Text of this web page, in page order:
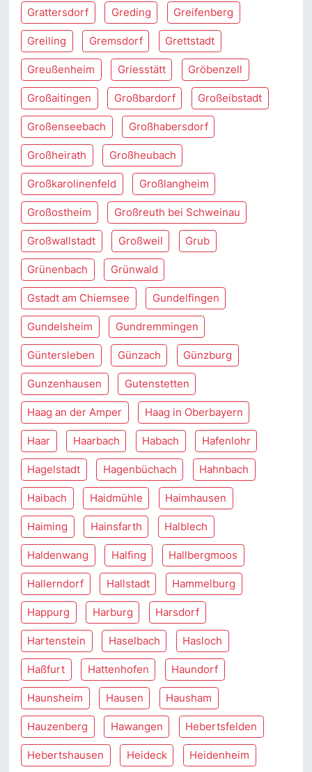
Grattersdorf Greding Greifenberg
Greiling Gremsdorf Grettstadt
Greußenheim Griesstätt Gröbenzell
Großaitingen Großbardorf Großeibstadt
Großenseebach Großhabersdorf
Großheirath Großheubach
Großkarolinenfeld Großlangheim
Großostheim Großreuth bei Schweinau
Großwallstadt Großweil Grub
Grünenbach Grünwald
Gstadt am Chiemsee Gundelfingen
Gundelsheim Gundremmingen
Güntersleben Günzach Günzburg
Gunzenhausen Gutenstetten
Haag an der Amper Haag in Oberbayern
Haar Haarbach Habach Hafenlohr
Hagelstadt Hagenbüchach Hahnbach
Haibach Haidmühle Haimhausen
Haiming Hainsfarth Halblech
Haldenwang Halfing Hallbergmoos
Hallerndorf Hallstadt Hammelburg
Happurg Harburg Harsdorf
Hartenstein Haselbach Hasloch
Haßfurt Hattenhofen Haundorf
Haunsheim Hausen Hausham
Hauzenberg Hawangen Hebertsfelden
Hebertshausen Heideck Heidenheim